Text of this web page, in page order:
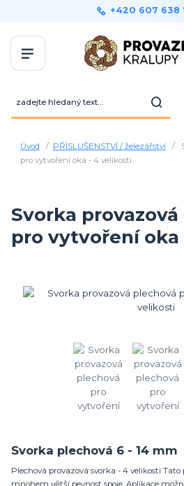
+420 607 638
Úvod PŘÍSLUŠENSTVÍ / železářství
pro vytvoření oka - 4 velikosti
Svorka
pro vytvoření
Svorka plechová 6 - 14 mm
Plechová provazová svorka - 4 velikosti
mnohem větší pevnost spoje. Aplikace